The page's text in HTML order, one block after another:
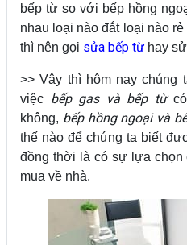
bếp từ so với bếp hồng
nhau loại nào đắt loại nào
thì nên gọi sửa bếp từ hay
>> Vậy thì hôm nay chúng
việc bếp gas và bếp từcó
không, bếp hồng ngoại và
thế nào để chúng ta biết
đồng thời là có sự lựa chọn
mua về nhà.